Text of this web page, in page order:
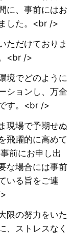
に、事前にはお
した。<br />
ただけておりま
<br />
境でどのように
ションし、万全
す。<br />
現場で予期せぬ
飛躍的に高めて
前にお申し出
な場合には事前
いる旨をご連
限の努力をいた
、ストレスなく